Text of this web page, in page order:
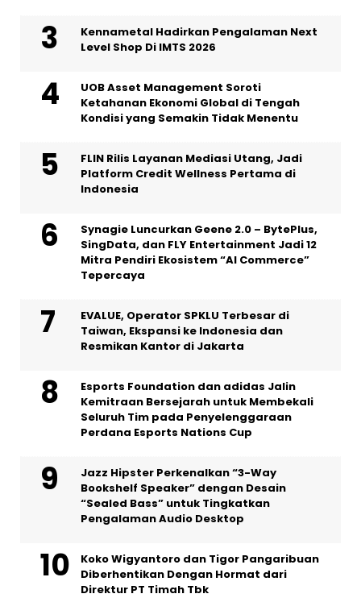
Kennametal Hadirkan Pengalaman Next
Level Shop Di IMTS 2026
UOB Asset Management Soroti
Ketahanan Ekonomi Global di Tengah
Kondisi yang Semakin Tidak Menentu
FLIN Rilis Layanan Mediasi Utang, Jadi
Platform Credit Wellness Pertama di
Indonesia
Synagie Luncurkan Geene 2.0 – BytePlus,
SingData, dan FLY Entertainment Jadi 12
Mitra Pendiri Ekosistem “AI Commerce”
Tepercaya
EVALUE, Operator SPKLU Terbesar di
Taiwan, Ekspansi ke Indonesia dan
Resmikan Kantor di Jakarta
Esports Foundation dan adidas Jalin
Kemitraan Bersejarah untuk Membekali
Seluruh Tim pada Penyelenggaraan
Perdana Esports Nations Cup
Jazz Hipster Perkenalkan “3-Way
Bookshelf Speaker” dengan Desain
“Sealed Bass” untuk Tingkatkan
Pengalaman Audio Desktop
Koko Wigyantoro dan Tigor Pangaribuan
Diberhentikan Dengan Hormat dari
Direktur PT Timah Tbk